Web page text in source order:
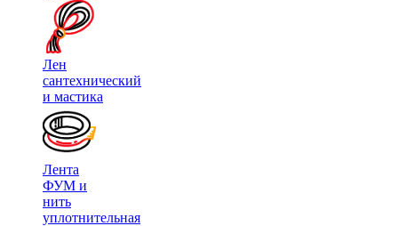
Лен
сантехнический
и мастика
Лента
ФУМ и
нить
уплотнительная